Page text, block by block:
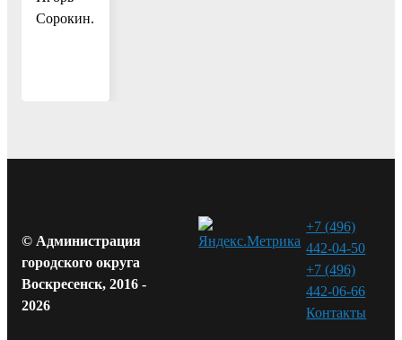
Сорокин.
© Администрация
городского округа
Воскресенск, 2016 -
2026
+7 (496)
442-04-50
+7 (496)
442-06-66
Контакты⁠